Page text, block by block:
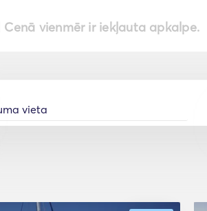
| Cenā vienmēr ir iekļauta apkalpe.